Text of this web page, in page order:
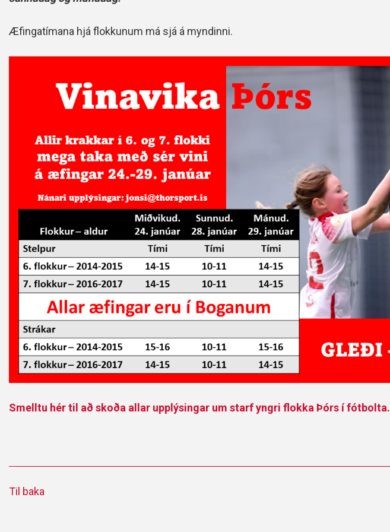
Æfingatímana hjá flokkunum má sjá á myndinni.
Smelltu hér til að skoða allar upplýsingar um starf yngri flokka Þórs í fótbolta.
Til baka